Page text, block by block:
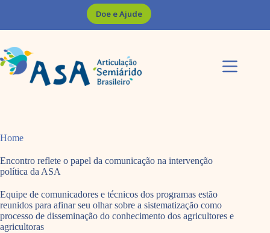
Doe e Ajude
Home
Encontro reflete o papel da comunicação na intervenção
política da ASA
Equipe de comunicadores e técnicos dos programas estão
reunidos para afinar seu olhar sobre a sistematização como
processo de disseminação do conhecimento dos agricultores e
agricultoras